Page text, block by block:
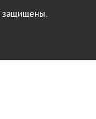
защищены.